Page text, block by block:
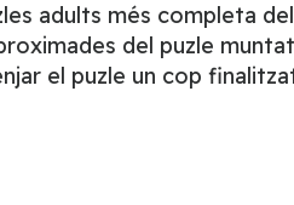
adults més completa
del puzle
el puzle un cop